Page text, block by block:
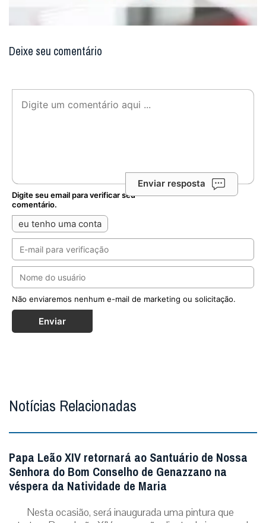
Deixe seu comentário
Enviar resposta
Digite seu email para verificar seu
comentário.
eu tenho uma conta
Não enviaremos nenhum e-mail de marketing ou solicitação.
Enviar
Notícias Relacionadas
Papa Leão XIV retornará ao Santuário de Nossa
Senhora do Bom Conselho de Genazzano na
véspera da Natividade de Maria
Nesta ocasião, será inaugurada uma pintura que